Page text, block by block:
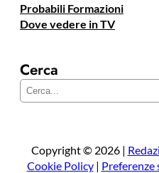
Probabili Formazioni
Dove vedere in TV
Cerca
Copyright © 2026 |
Cookie Policy| Preferenze